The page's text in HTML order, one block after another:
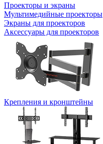
Проекторы и экраны
Мультимедийные проекторы
Экраны для проекторов
Аксессуары для проекторов
Крепления и кронштейны